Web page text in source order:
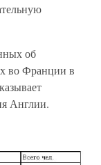
об
во Франции в
Англии.